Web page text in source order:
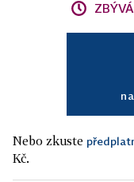
Nebo zkuste
Kč.